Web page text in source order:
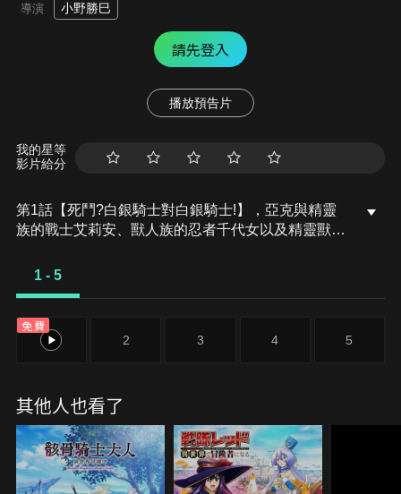
導演 小野勝巳
請先登入
播放預告片
我的星等
影片給分
第1話【死鬥?白銀騎士對白銀騎士!】，亞克與精靈
族的戰士艾莉安、獸人族的忍者千代女以及精靈獸碰
存在的「風龍山脈」前進。他們無法放任有困難的人
克等人就全部嚇得逃跑......。
1 - 5
免費
1 2 3 4 5
其他人也看了